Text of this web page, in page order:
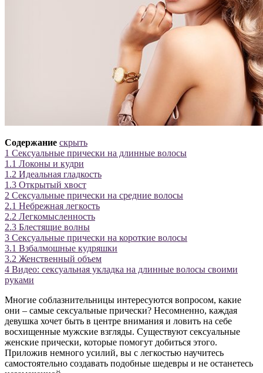
Содержание скрыть
1 Сексуальные прически на длинные волосы
1.1 Локоны и кудри
1.2 Идеальная гладкость
1.3 Открытый хвост
2 Сексуальные прически на средние волосы
2.1 Небрежная легкость
2.2 Легкомысленность
2.3 Блестящие волны
3 Сексуальные прически на короткие волосы
3.1 Взбалмошные кудряшки
3.2 Женственный объем
4 Видео: сексуальная укладка на длинные волосы своими
руками
Многие соблазнительницы интересуются вопросом, какие
они – самые сексуальные прически? Несомненно, каждая
девушка хочет быть в центре внимания и ловить на себе
восхищенные мужские взгляды. Существуют сексуальные
женские прически, которые помогут добиться этого.
Приложив немного усилий, вы с легкостью научитесь
самостоятельно создавать подобные шедевры и не останетесь